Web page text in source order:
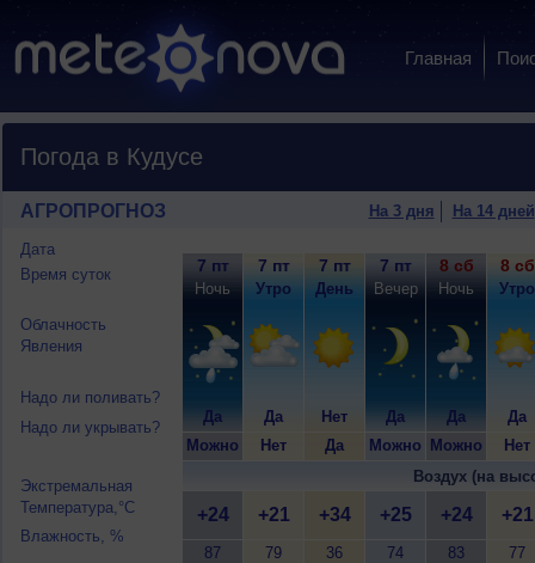
Главная
Погода в Кудусе
АГРОПРОГНОЗ На 3 дня На 14 дней
Дата
Время суток
Облачность
Явления
Надо ли поливать?
Надо ли укрывать?
Экстремальная
Температура,°C
Влажность, %
7 пт
Ночь
Да
Можно
7 пт
Утро
Да
Нет
7 пт
День
Нет
Да
7 пт
Вечер
Да
Можно
8 сб
Ночь
Да
Можно
8 сб
Утро
Да
Нет
Воздух (на
+24
87
+21
79
+34
36
+25
74
+24
83
+21
77